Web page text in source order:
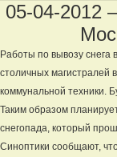
05-04-2012
Работы по вывозу
столичных магистралей
коммунальной техники.
Таким образом
снегопада, который
Синоптики сообщают,